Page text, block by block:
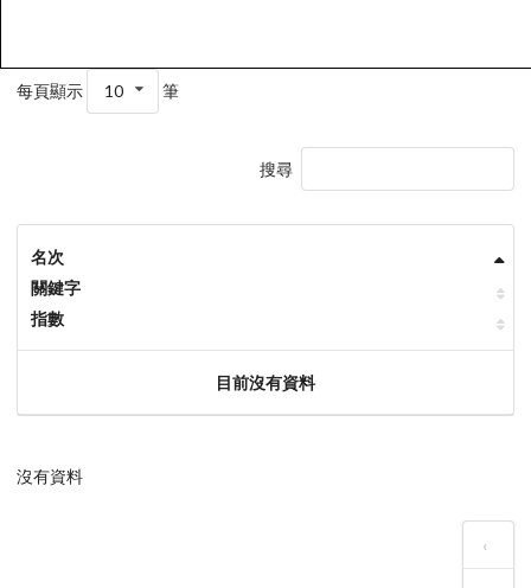
每頁顯示 10 筆
搜尋
名次
關鍵字
指數
目前沒有資料
沒有資料
‹